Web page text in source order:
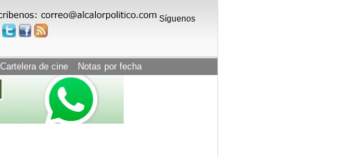
Síguenos
Cartelera de cine Notas por fecha